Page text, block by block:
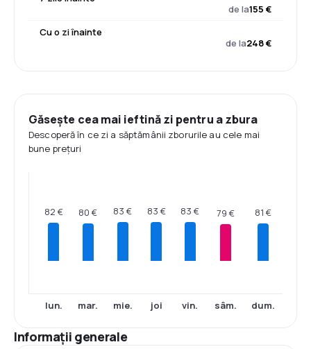
de la155 €
Cu o zi înainte
de la248 €
Găsește cea mai ieftină zi pentru a zbura
Descoperă în ce zi a săptămânii zborurile au cele mai
bune prețuri
82 €
lun.
80 €
mar.
83 €
mie.
83 €
joi
83 €
vin.
79 €
sâm.
81 €
dum.
Informații generale